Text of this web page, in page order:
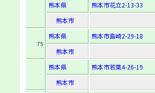
熊本県
熊本市花立2-13-33
熊本市
75
熊本県
熊本市島崎2-29-18
熊本市
熊本県
熊本市若葉4-26-19
熊本市